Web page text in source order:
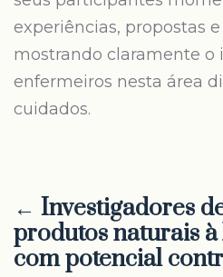
experiências, propostas
mostrando claramente o
enfermeiros nesta área
cuidados.
← Investigadores
produtos naturais à
com potencial